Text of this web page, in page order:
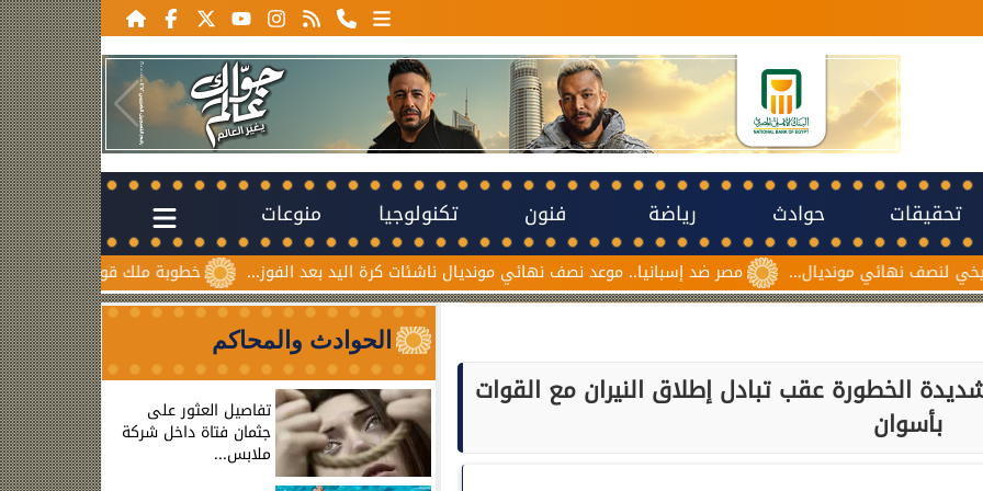
تحقيقات حوادث رياضة فنون تكنولوجيا منوعات
خطوبة ملك قورة ويوسف عثمان.. مصر ضد إسبانيا.. موعد نصف نهائي مونديال ناشئات كرة اليد بعد الفوز... نهائي مونديال...
شديدة الخطورة عقب تبادل إطلاق النيران مع القوات
بأسوان
الحوادث والمحاكم
تفاصيل العثور على
جثمان فتاة داخل شركة
ملابس...